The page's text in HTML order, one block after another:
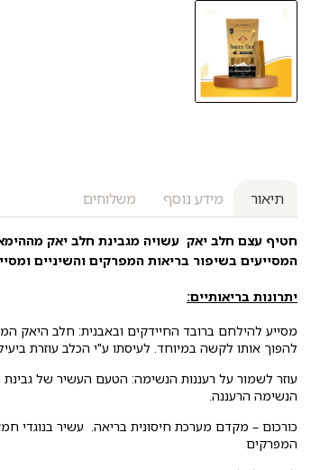
תיאור מידע נוסף משלוחים
חטיף עצם חלב יאק עשויה מגבינת חלב יאק
המסייעים בשיפור בריאות המפרקים והשיניים
יתרונות בריאותיים:
להפוך אותו לקשה במיוחד. לעיסתו ע"י הכלב עוזרת
עוזר לשמור על רעננות הנשימה: הטעם העשיר של
הנשימה הרעננה.
כורכום – מקדם מערכת חיסונית בריאה. עשיר בנוגדי
המפרקים